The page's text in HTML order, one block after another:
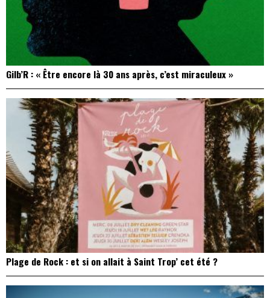
Gilb’R : « Être encore là 30 ans après, c’est miraculeux »
Plage de Rock : et si on allait à Saint Trop’ cet été ?